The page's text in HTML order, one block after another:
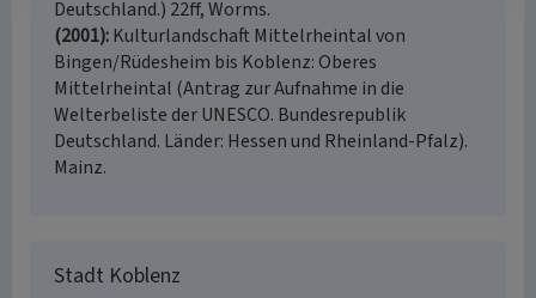
Deutschland.) 22ff, Worms.
(2001) Kulturlandschaft Mittelrheintal von
Bingen/Rüdesheim bis Koblenz: Oberes
Mittelrheintal (Antrag zur Aufnahme in die
Welterbeliste der UNESCO. Bundesrepublik
Deutschland. Länder: Hessen und Rheinland-Pfalz).
Mainz.
Stadt Koblenz